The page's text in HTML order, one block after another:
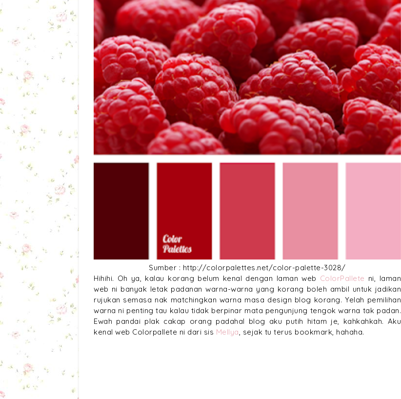
Sumber : http://colorpalettes.net/color-palette-3028/
Hihihi. Oh ya, kalau korang belum kenal dengan laman web ColorPallete ni, laman
web ni banyak letak padanan warna-warna yang korang boleh ambil untuk jadikan
rujukan semasa nak matchingkan warna masa design blog korang. Yelah pemilihan
warna ni penting tau kalau tidak berpinar mata pengunjung tengok warna tak padan.
Ewah pandai plak cakap orang padahal blog aku putih hitam je, kahkahkah. Aku
kenal web Colorpallete ni dari sis Mellya, sejak tu terus bookmark, hahaha.